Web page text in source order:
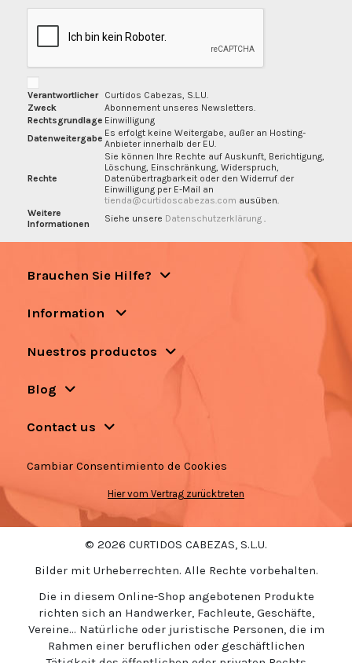
Verantwortlicher
Curtidos Cabezas, S.L.U.
Zweck
Abonnement unseres Newsletters.
Rechtsgrundlage Einwilligung
Datenweitergabe Es erfolgt keine Weitergabe, außer an Hosting-
Anbieter innerhalb der EU.
Rechte
Sie können Ihre Rechte auf Auskunft, Berichtigung,
Löschung, Einschränkung, Widerspruch,
Datenübertragbarkeit oder den Widerruf der
Einwilligung per E-Mail an
tienda@curtidoscabezas.com ausüben.
Weitere
Informationen
Siehe unsere Datenschutzerklärung
Brauchen Sie Hilfe?
Information
Nuestros productos
Blog
Contact us
Cambiar Consentimiento de Cookies
Hier vom Vertrag zurücktreten
© 2026 CURTIDOS CABEZAS, S.L.U.
Bilder mit Urheberrechten. Alle Rechte vorbehalten.
Die in diesem Online-Shop angebotenen Produkte
richten sich an Handwerker, Fachleute, Geschäfte,
Vereine... Natürliche oder juristische Personen, die im
Rahmen einer beruflichen oder geschäftlichen